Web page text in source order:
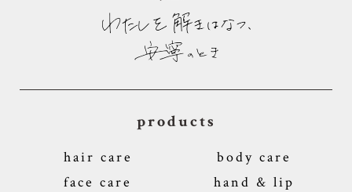
products
hair care
body care
face care
hand & lip